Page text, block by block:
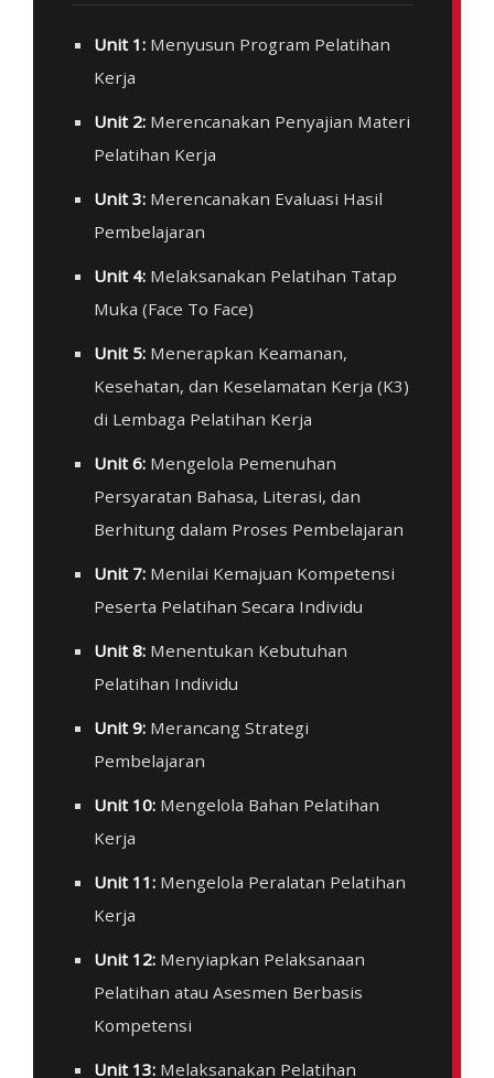
Unit 1: Menyusun Program Pelatihan
Kerja
Unit 2: Merencanakan Penyajian Materi
Pelatihan Kerja
Unit 3: Merencanakan Evaluasi Hasil
Pembelajaran
Unit 4: Melaksanakan Pelatihan Tatap
Muka (Face To Face)
Unit 5: Menerapkan Keamanan,
Kesehatan, dan Keselamatan Kerja (K3)
di Lembaga Pelatihan Kerja
Unit 6: Mengelola Pemenuhan
Persyaratan Bahasa, Literasi, dan
Berhitung dalam Proses Pembelajaran
Unit 7: Menilai Kemajuan Kompetensi
Peserta Pelatihan Secara Individu
Unit 8: Menentukan Kebutuhan
Pelatihan Individu
Unit 9: Merancang Strategi
Pembelajaran
Unit 10: Mengelola Bahan Pelatihan
Kerja
Unit 11: Mengelola Peralatan Pelatihan
Kerja
Unit 12: Menyiapkan Pelaksanaan
Pelatihan atau Asesmen Berbasis
Kompetensi
Unit 13: Melaksanakan Pelatihan